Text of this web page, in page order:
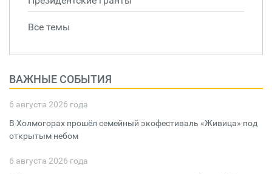
Все темы
ВАЖНЫЕ СОБЫТИЯ
6 августа 2026 года
В Холмогорах прошёл семейный экофестиваль «Живица» под
открытым небом
6 августа 2026 года